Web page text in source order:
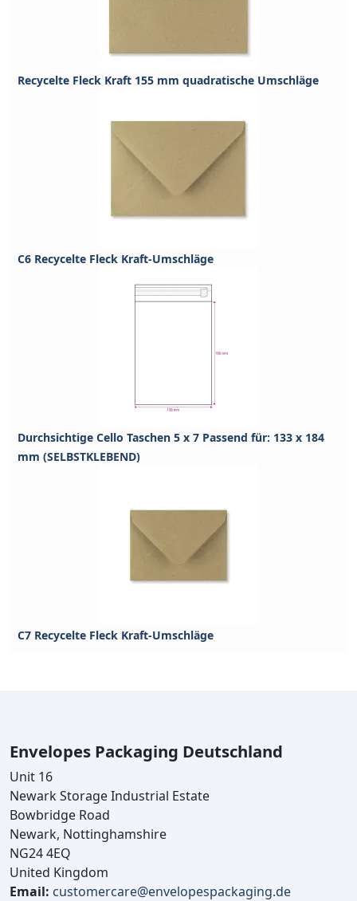
Recycelte Fleck Kraft 155 mm quadratische Umschläge
C6 Recycelte Fleck Kraft-Umschläge
Durchsichtige Cello Taschen 5 x 7 Passend für: 133 x 184
mm (SELBSTKLEBEND)
C7 Recycelte Fleck Kraft-Umschläge
Envelopes Packaging Deutschland
Unit 16
Newark Storage Industrial Estate
Bowbridge Road
Newark, Nottinghamshire
NG24 4EQ
United Kingdom
Email: customercare@envelopespackaging.de